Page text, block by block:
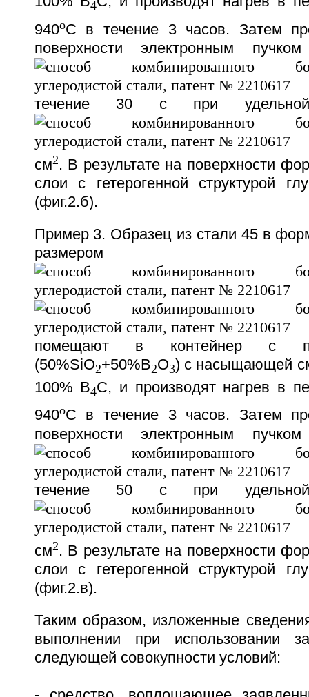
4
940oС в течение 3 часов. Затем
поверхности электронным
течение 30 с при
см2. В результате на поверхности
слои с гетерогенной структурой
(фиг.2.б).
Пример 3. Образец из стали 45 в
помещают в контейнер с
(50%SiO2+50%В2О3) с насыщающей
100% В4С, и производят нагрев в
940oС в течение 3 часов. Затем
поверхности электронным
течение 50 с при
см2. В результате на поверхности
слои с гетерогенной структурой
(фиг.2.в).
Таким образом, изложенные
выполнении при использовании
следующей совокупности условий: